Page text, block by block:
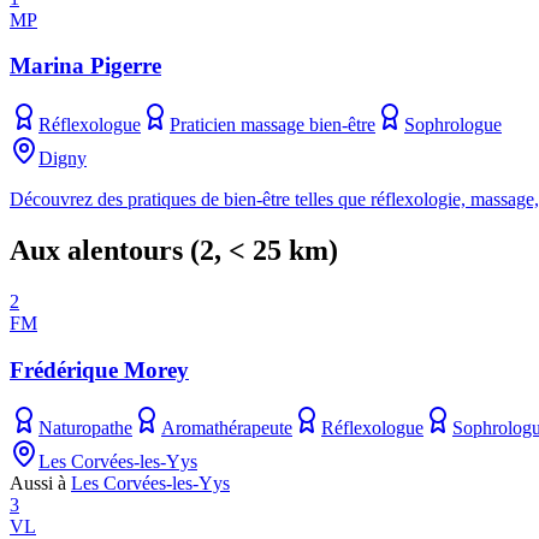
MP
Marina Pigerre
Réflexologue Praticien massage bien-être
Sophrologue
Digny
Découvrez des pratiques de bien-être telles que réflexologie,
Aux alentours (2, < 25 km)
2
FM
Frédérique Morey
Naturopathe Aromathérapeute Réflexologue
Les Corvées-les-Yys
Aussi à Les Corvées-les-Yys
3
VL